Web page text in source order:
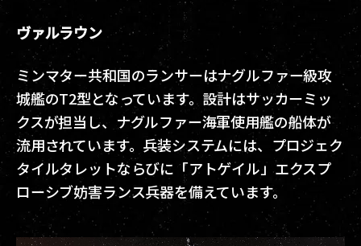
ヴァルラウン
ミンマター共和国のランサーはナグルファー級攻
城艦のT2型となっています。設計はサッカーミッ
クスが担当し、ナグルファー海軍使用艦の船体が
流用されています。兵装システムには、プロジェク
タイルタレットならびに「アトゲイル」エクスプ
ローシブ妨害ランス兵器を備えています。